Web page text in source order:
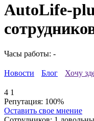
AutoLife-
Часы работы: -
Новости Блог Хочу
4 1
Репутация: 100%
Оставить свое мнение